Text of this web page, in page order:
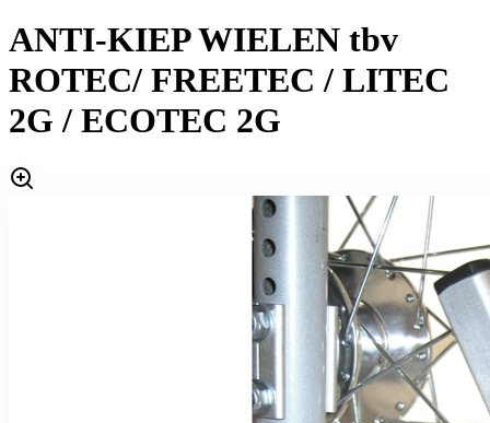
ANTI-KIEP WIELEN tbv
ROTEC/ FREETEC / LITEC
2G / ECOTEC 2G